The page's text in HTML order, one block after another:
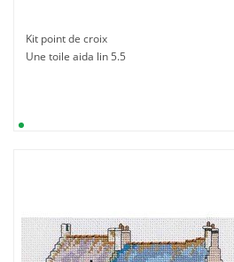
Kit point de croix
Une toile aida lin 5.5